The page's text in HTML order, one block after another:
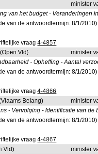
minister
van het budget - Veranderingen
van de antwoordtermijn: 8/1/2010)
vraag4-4857
(Open Vld)
minister
- Opheffing - Aantal
van de antwoordtermijn: 8/1/2010)
vraag4-4866
Belang)
minister
- Vervolging - Identificatie van de
van de antwoordtermijn: 8/1/2010)
vraag4-4867
Vld)
minister